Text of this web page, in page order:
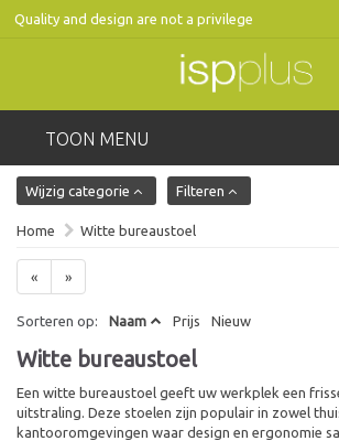
Quality and design are not a privilege
TOON MENU
Wijzig categorie Filteren
Home Witte bureaustoel
« »
Sorteren op: Naam Prijs Nieuw
Witte bureaustoel
Een witte bureaustoel geeft uw werkplek een
uitstraling. Deze stoelen zijn populair in zowel
kantooromgevingen waar design en ergonomie